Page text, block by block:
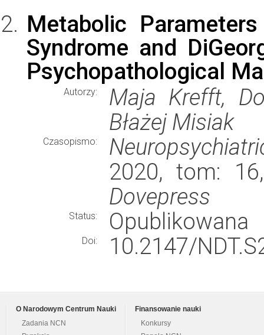
Metabolic
Syndrome and
Psychopathological
Autorzy:
Maja Krefft,
Błażej Misiak
Czasopismo:
2020, tom:
Dovepress
Status: Opublikowana
Doi: 10.2147/
O Narodowym Centrum Nauki
Zadania NCN
Finansowanie nauki
Konkursy